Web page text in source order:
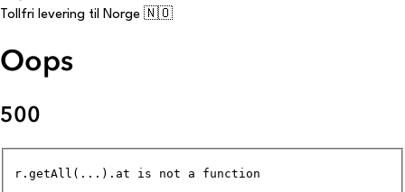
Tollfri levering til Norge 🇳🇴
Oops
500
r.getAll(...).at is not a function